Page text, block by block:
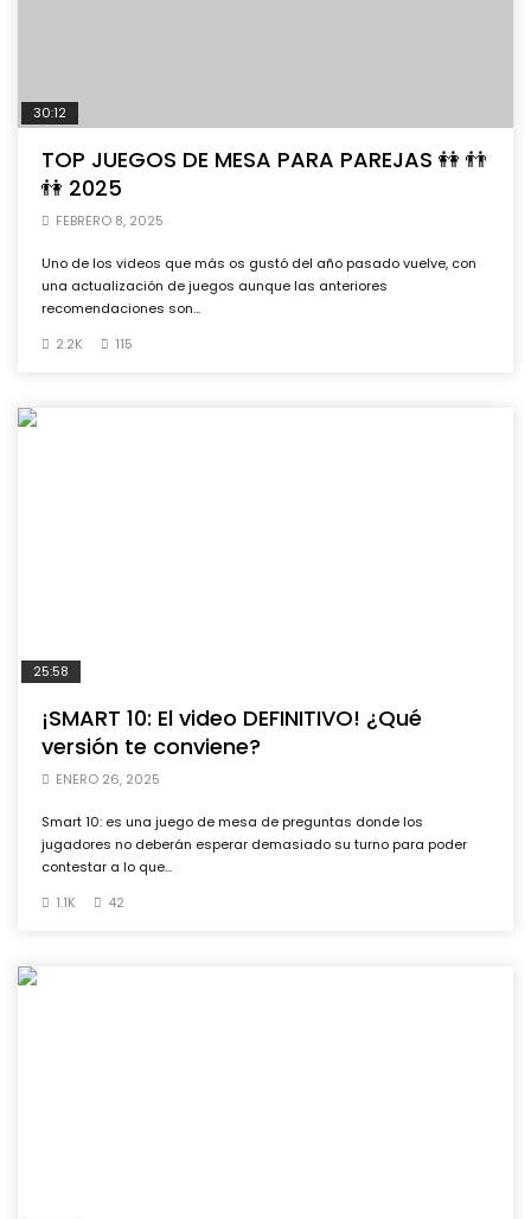
30:12
TOP JUEGOS DE MESA PARA PAREJAS 👭 👬
👫 2025
FEBRERO 8, 2025
Uno de los videos que más os gustó del año pasado vuelve, con
una actualización de juegos aunque las anteriores
recomendaciones son...
2.2K
115
25:58
¡SMART 10: El video DEFINITIVO! ¿Qué
versión te conviene?
ENERO 26, 2025
Smart 10: es una juego de mesa de preguntas donde los
jugadores no deberán esperar demasiado su turno para poder
contestar a lo que...
1.1K
42